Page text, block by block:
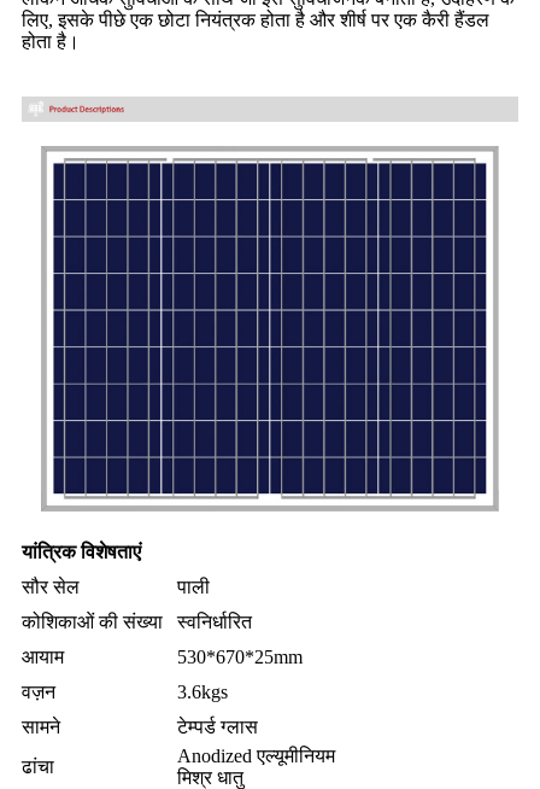
लिए, इसके पीछे एक छोटा नियंत्रक होता है और शीर्ष पर एक कैरी हैंडल
होता है।
यांत्रिक विशेषताएं
सौर सेल
पाली
कोशिकाओं की संख्या
स्वनिर्धारित
आयाम
530*670*25mm
वज़न
3.6kgs
सामने
टेम्पर्ड ग्लास
ढांचा
Anodized एल्यूमीनियम
मिश्र धातु